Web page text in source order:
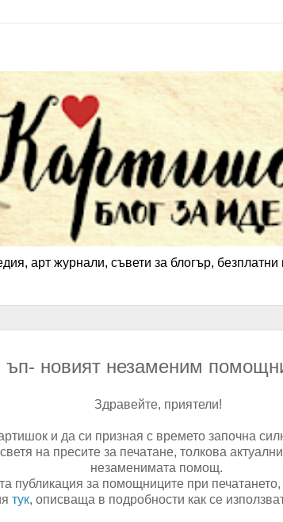
арт журнали, съвети за блогър,
новият незаменим
Здравейте, приятели!
и да си призная с времето започна
на пресите за печатане, толкова
незаменимата помощ.
публикация за помощниците при печатането,
тук, описваща в подробности как се